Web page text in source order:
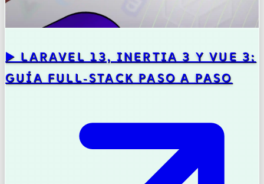
▶️ LARAVEL 13, INERTIA 3 Y VUE 3:
GUÍA FULL‑STACK PASO A PASO